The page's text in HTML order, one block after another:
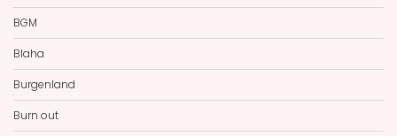
BGM
Blaha
Burgenland
Burn out